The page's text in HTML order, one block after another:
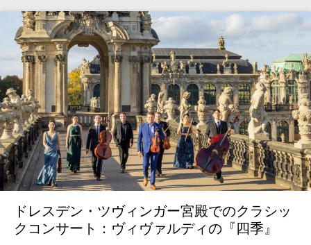
ドレスデン・ツヴィンガー宮殿でのクラシッ
クコンサート：ヴィヴァルディの『四季』